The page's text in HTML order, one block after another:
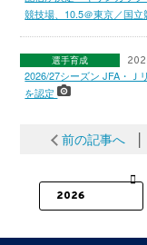
競技場、10.5＠東京／国
選手育成
2026/27シーズン JFA・Ｊ
を認定
前の記事へ